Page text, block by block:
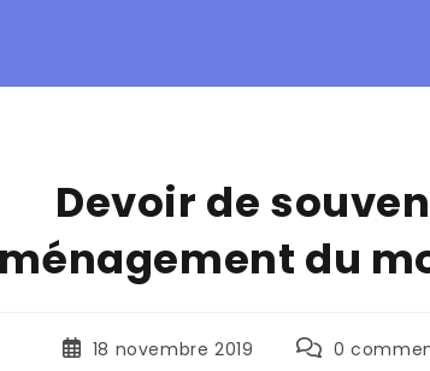
Devoir de
du
18 novembre 2019 0